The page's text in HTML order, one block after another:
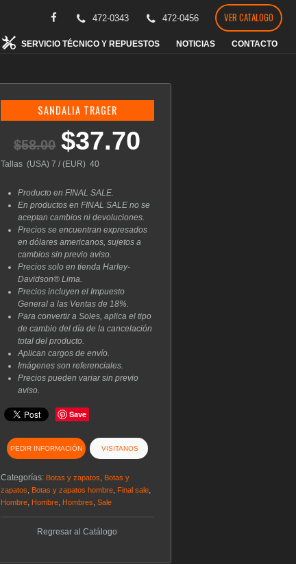
472-0343 472-0456 VER CATALOGO
SERVICIO TÉCNICO Y REPUESTOS NOTICIAS CONTACTO
SANDALIA TRAGER
$58.00 El
precio
original
$58.00.
$37.70
Tallas (USA) 7 / (EUR) 40
Producto en FINAL SALE.
En productos en FINAL SALE no se
aceptan cambios ni devoluciones.
Precios se encuentran expresados
en dólares americanos, sujetos a
cambios sin previo aviso.
Precios solo en tienda Harley-
Davidson® Lima.
Precios incluyen el Impuesto
General a las Ventas de 18%.
Para convertir a Soles, aplica el tipo
de cambio del día de la cancelación
total del producto.
Aplican cargos de envío.
Imágenes son referenciales.
Precios pueden variar sin previo
aviso.
Save
PEDIR INFORMACIÓN VISITANOS
Categorías: Botas y zapatos
Botas y
zapatos
Botas y zapatos hombre, Final sale,
Hombre, Hombre, Hombres Sale
Regresar al Catálogo